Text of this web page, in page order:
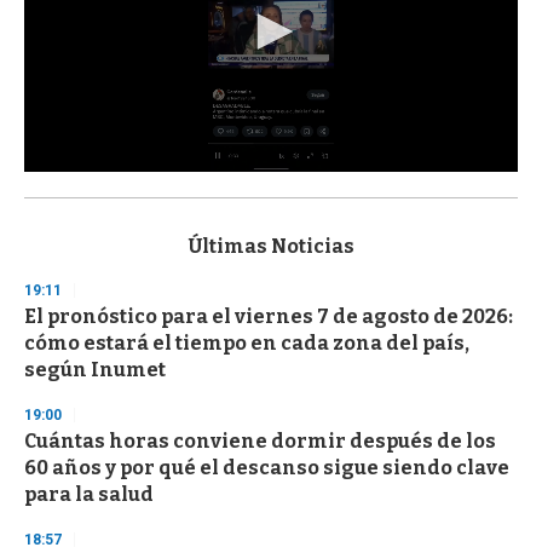
s
d
s
o
f
3
s
e
c
o
n
d
Últimas Noticias
19:11
El pronóstico para el viernes 7 de agosto de 2026:
cómo estará el tiempo en cada zona del país,
según Inumet
19:00
Cuántas horas conviene dormir después de los
60 años y por qué el descanso sigue siendo clave
para la salud
18:57